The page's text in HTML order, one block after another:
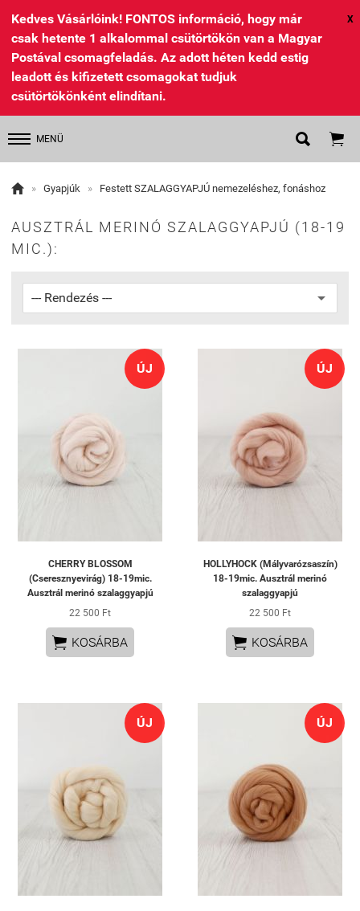
Kedves Vásárlóink! FONTOS információ, hogy már
csak hetente 1 alkalommal csütörtökön van a Magyar
Postával csomagfeladás. Az adott héten kedd estig
leadott és kifizetett csomagokat tudjuk
csütörtökönként elindítani.
X
MENÜ  
 » Gyapjúk » Festett SZALAGGYAPJÚ nemezeléshez, fonáshoz
AUSZTRÁL MERINÓ SZALAGGYAPJÚ (18-19
MIC.):
ÚJ
CHERRY BLOSSOM
(Cseresznyevirág) 18-19mic.
Ausztrál merinó szalaggyapjú
22 500 Ft
 KOSÁRBA
ÚJ
HOLLYHOCK (Mályvarózsaszín)
18-19mic. Ausztrál merinó
szalaggyapjú
22 500 Ft
 KOSÁRBA
ÚJ ÚJ